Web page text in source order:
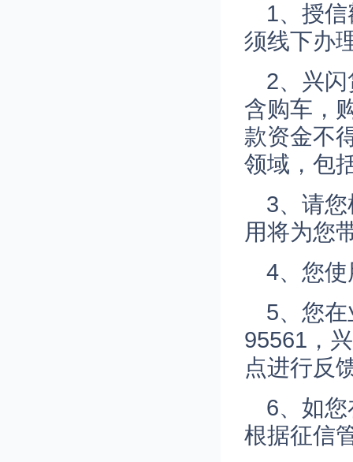
1、授
须线下办
2、兴
含购车，
款资金不
领域，包
3、请
用将为您
4、您
5、您
95561，
点进行反
6、如
根据征信